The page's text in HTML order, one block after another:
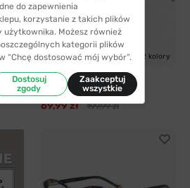
-65% WYSYŁKA 24H 2 kolory
SENJA
Senja 21033 C2
69,99 zł 199,99 zł
do zapewnienia
korzystanie z takich plików
użytkownika. Możesz również
kategorii plików
“Chcę dostosować mój wybór”.
Dostosuj
zgody
Zaakceptuj
wszystkie